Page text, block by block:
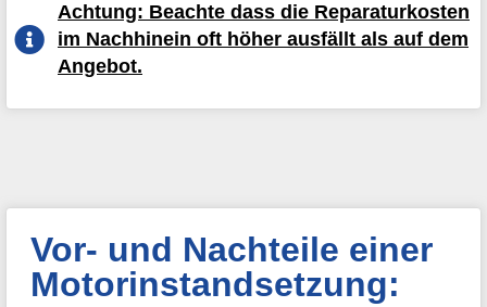
Achtung: Beachte dass die Reparaturkosten
im Nachhinein oft höher ausfällt als auf dem
Angebot.
Vor- und Nachteile einer
Motorinstandsetzung: